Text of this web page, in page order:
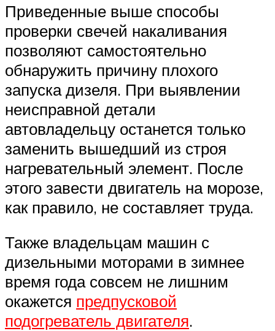
Приведенные выше способы
проверки свечей накаливания
позволяют самостоятельно
обнаружить причину плохого
запуска дизеля. При выявлении
неисправной детали
автовладельцу останется только
заменить вышедший из строя
нагревательный элемент. После
этого завести двигатель на морозе,
как правило, не составляет труда.
Также владельцам машин с
дизельными моторами в зимнее
время года совсем не лишним
окажется предпусковой
подогреватель двигателя.